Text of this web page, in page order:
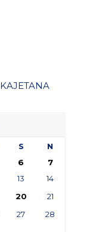
KAJETANA
S
N
6
7
13
14
20
21
27
28